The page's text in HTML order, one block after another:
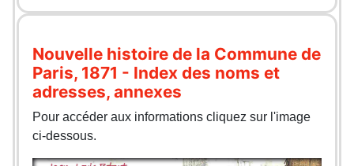
Nouvelle histoire de la Commune de
Paris, 1871 - Index des noms et
adresses, annexes
Pour accéder aux informations cliquez sur l'image
ci-dessous.